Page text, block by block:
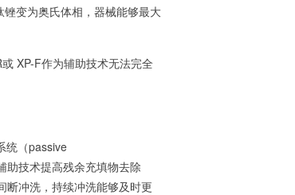
变为奥氏体相，器械能够最大
XP-F作为辅助技术无法完全
统（passive
助技术提高残余充填物去除
断冲洗，持续冲洗能够及时更